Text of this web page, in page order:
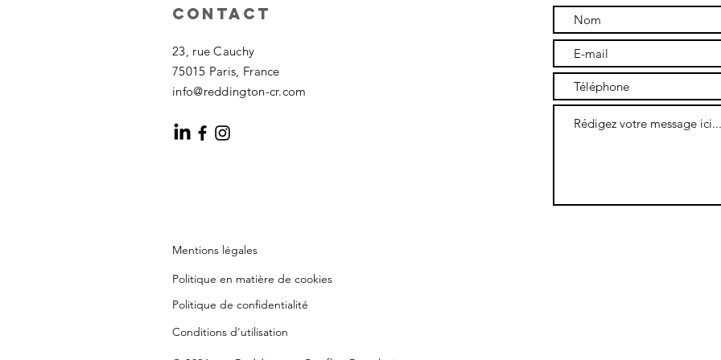
Contact
23, rue Cauchy
75015 Paris, France
info@reddington-cr.com
Mentions légales
Politique en matière de cookies
Politique de confidentialité
Conditions d'utilisation